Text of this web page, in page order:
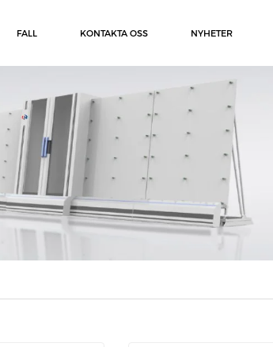
FALL KONTAKTA OSS NYHETER